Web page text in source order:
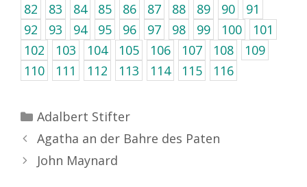
82
83 84 85 86 87 88 89 90
91
92
93 94 95 96 97 98 99 100
101
102
103 104 105 106 107 108
109
110
111 112 113 114 115 116
Kategorien
Adalbert Stifter
Agatha an der Bahre des Paten
John Maynard